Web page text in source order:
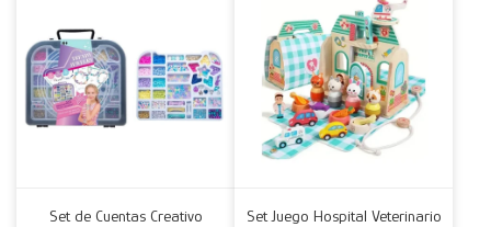
Set de Cuentas Creativo
Set Juego Hospital Veterinario